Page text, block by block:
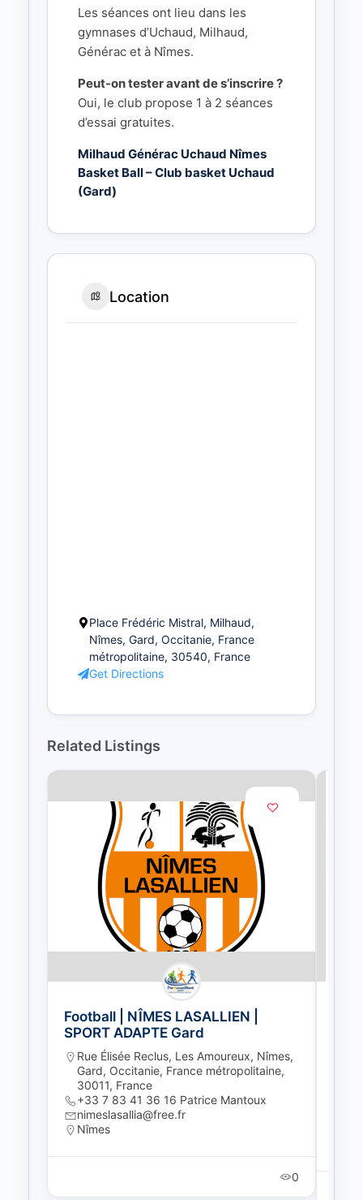
Les séances ont lieu dans les
gymnases d’Uchaud, Milhaud,
Générac et à Nîmes.
Peut-on tester avant de s’inscrire ?
Oui, le club propose 1 à 2 séances
d’essai gratuites.
Milhaud Générac Uchaud Nîmes
Basket Ball – Club basket Uchaud
(Gard)
Location
Place Frédéric Mistral, Milhaud,
Nîmes, Gard, Occitanie, France
métropolitaine, 30540, France
Get Directions
Related Listings
Football | NÎMES LASALLIEN |
SPORT ADAPTE Gard
Rue Élisée Reclus, Les Amoureux, Nîmes,
Gard, Occitanie, France métropolitaine,
30011, France
+33 7 83 41 36 16 Patrice Mantoux
nimeslasallia@free.fr
Nîmes
0